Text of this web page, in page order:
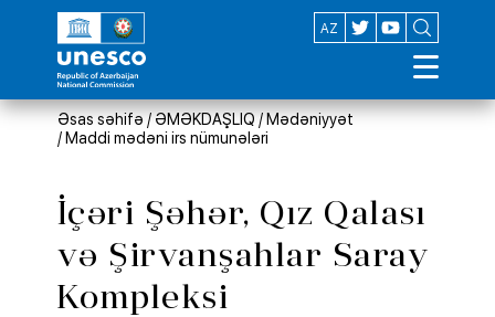
AZ
EN
Əsas səhifə / ƏMƏKDAŞLIQ / Mədəniyyət
/ Maddi mədəni irs nümunələri
İçəri Şəhər, Qız Qalası
və Şirvanşahlar Saray
Kompleksi